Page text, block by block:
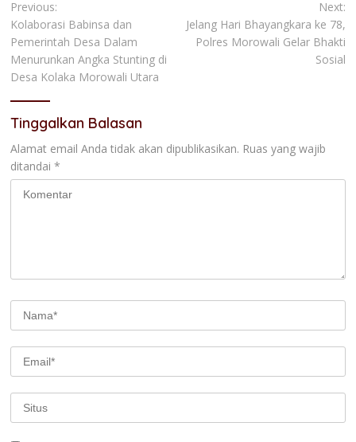
Navigasi
pos
Previous:
Kolaborasi Babinsa dan
Pemerintah Desa Dalam
Menurunkan Angka Stunting di
Desa Kolaka Morowali Utara
Next:
Jelang Hari Bhayangkara ke 78,
Polres Morowali Gelar Bhakti
Sosial
Tinggalkan Balasan
Alamat email Anda tidak akan dipublikasikan. Ruas yang wajib
ditandai *